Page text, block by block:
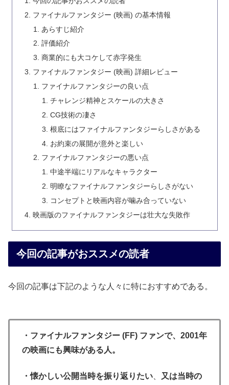
ファイナルファンタジー (映画) の基本情報
あらすじ紹介
評価紹介
商業的にも大コケして赤字発生
ファイナルファンタジー (映画) 詳細レビュー
ファイナルファンタジーの良い点
チャレンジ精神とスケールの大きさ
CG技術の凄さ
根底にはファイナルファンタジーらしさがある
お約束の展開が意外と楽しい
ファイナルファンタジーの悪い点
中途半端にリアルなキャラクター
明瞭なファイナルファンタジーらしさがない
コンセプトと映画内容が噛み合っていない
映画版のファイナルファンタジーは壮大な失敗作
今回の記事がおススメの読者
今回の記事は下記のような人々に特におすすめである。
・ファイナルファンタジー (FF) ファンで、2001年
の映画にも興味がある人。
・懐かしい公開当時を振り返りたい
又は当時の